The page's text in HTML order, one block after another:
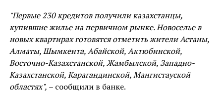
"Первые 230 кредитов получили казахстанцы,
купившие жилье на первичном рынке. Новоселье в
новых квартирах готовятся отметить жители Астаны,
Алматы, Шымкента, Абайской, Актюбинской,
Восточно-Казахстанской, Жамбылской, Западно-
Казахстанской, Карагандинской, Мангистауской
областях", – сообщили в банке.